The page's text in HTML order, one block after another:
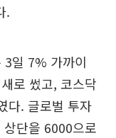
.
3일 7% 가까이
로 썼고, 코스닥
다. 글로벌 투자
단을 6000으로